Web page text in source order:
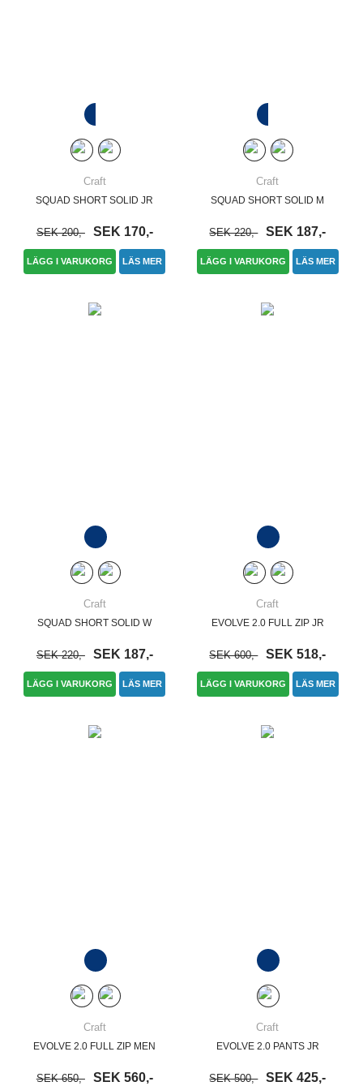
Craft
SQUAD SHORT SOLID JR
SEK 200,- SEK 170,-
LÄGG I VARUKORG LÄS MER
Craft
SQUAD SHORT SOLID M
SEK 220,- SEK 187,-
LÄGG I VARUKORG LÄS MER
Craft
SQUAD SHORT SOLID W
SEK 220,- SEK 187,-
LÄGG I VARUKORG LÄS MER
Craft
EVOLVE 2.0 FULL ZIP JR
SEK 600,- SEK 518,-
LÄGG I VARUKORG LÄS MER
Craft
EVOLVE 2.0 FULL ZIP MEN
SEK 650,- SEK 560,-
Craft
EVOLVE 2.0 PANTS JR
SEK 500,- SEK 425,-